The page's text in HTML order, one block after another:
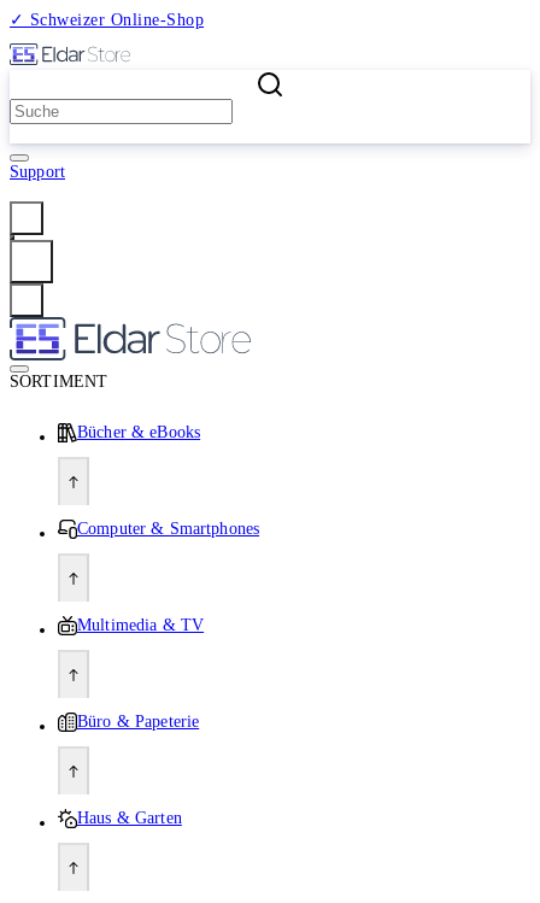
✓ Schweizer Online-Shop
Support
SORTIMENT
Bücher & eBooks
Computer & Smartphones
Multimedia & TV
Büro & Papeterie
Haus & Garten